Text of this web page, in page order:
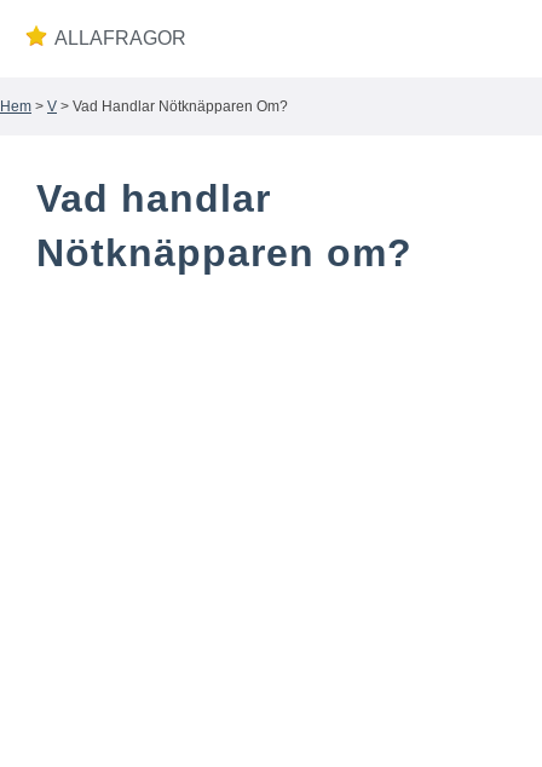
ALLAFRAGOR
Wiki
Hem > V > Vad Handlar Nötknäpparen Om?
Vad handlar
Nötknäpparen om?